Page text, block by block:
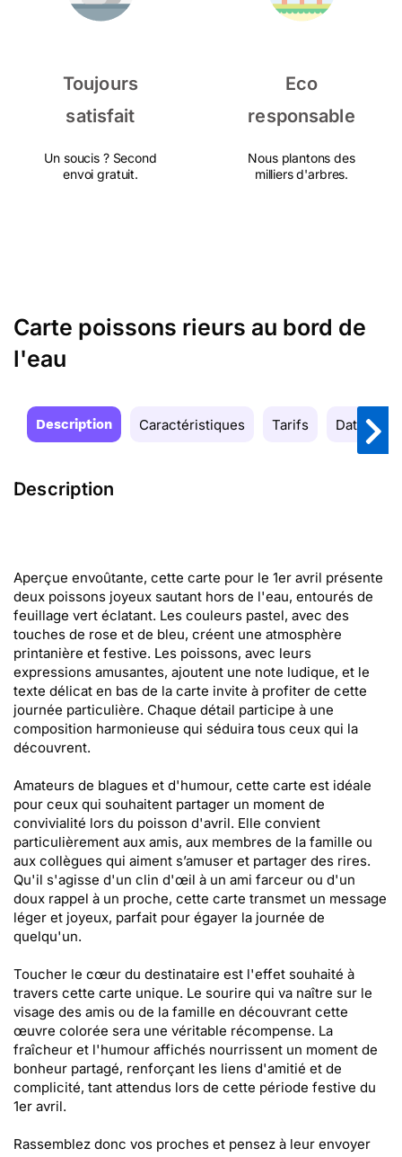
Toujours
satisfait
Un soucis ? Second
envoi gratuit.
Eco
responsable
Nous plantons des
milliers d'arbres.
Carte poissons rieurs au bord de
l'eau
Description Caractéristiques Tarifs Date de
Description
Aperçue envoûtante, cette carte pour le 1er avril présente
deux poissons joyeux sautant hors de l'eau, entourés de
feuillage vert éclatant. Les couleurs pastel, avec des
touches de rose et de bleu, créent une atmosphère
printanière et festive. Les poissons, avec leurs
expressions amusantes, ajoutent une note ludique, et le
texte délicat en bas de la carte invite à profiter de cette
journée particulière. Chaque détail participe à une
composition harmonieuse qui séduira tous ceux qui la
découvrent.
Amateurs de blagues et d'humour, cette carte est idéale
pour ceux qui souhaitent partager un moment de
convivialité lors du poisson d'avril. Elle convient
particulièrement aux amis, aux membres de la famille ou
aux collègues qui aiment s’amuser et partager des rires.
Qu'il s'agisse d'un clin d'œil à un ami farceur ou d'un
doux rappel à un proche, cette carte transmet un message
léger et joyeux, parfait pour égayer la journée de
quelqu'un.
Toucher le cœur du destinataire est l'effet souhaité à
travers cette carte unique. Le sourire qui va naître sur le
visage des amis ou de la famille en découvrant cette
œuvre colorée sera une véritable récompense. La
fraîcheur et l'humour affichés nourrissent un moment de
bonheur partagé, renforçant les liens d'amitié et de
complicité, tant attendus lors de cette période festive du
1er avril.
Rassemblez donc vos proches et pensez à leur envoyer